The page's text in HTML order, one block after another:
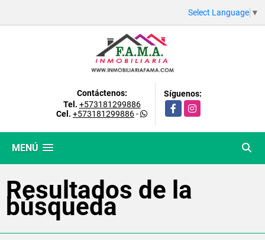
Select Language ▼
Contáctenos:
Tel. +573181299886
Cel. +573181299886-
Síguenos:
FacebookInstagram
MENÚ
Resultados de la
búsqueda